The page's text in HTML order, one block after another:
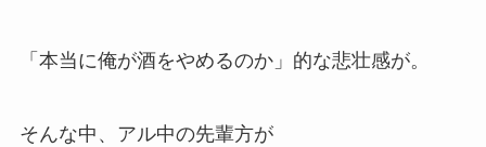
「本当に俺が酒をやめるのか」的な悲壮感が。
そんな中、アル中の先輩方が